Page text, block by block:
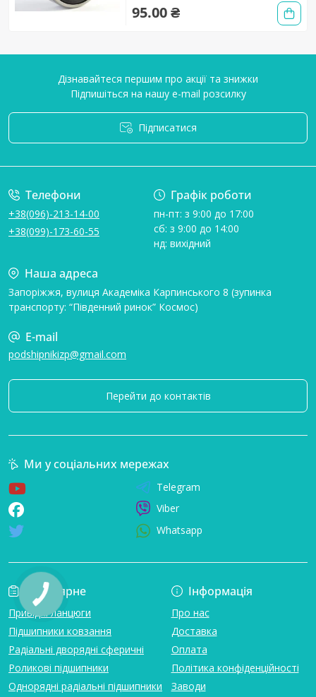
95.00 ₴
Дізнавайтеся першим про акції та знижки
Підпишіться на нашу e-mail розсилку
Підписатися
Телефони
+38(096)-213-14-00
+38(099)-173-60-55
Графік роботи
пн-пт: з 9:00 до 17:00
сб: з 9:00 до 14:00
нд: вихідний
Наша адреса
Запоріжжя, вулиця Академіка Карпинського 8 (зупинка
транспорту: “Південний ринок” Космос)
E-mail
podshipnikizp@gmail.com
Перейти до контактів
Популярне
Привідні ланцюги
Підшипники ковзання
Радіальні дворядні сферичні
Роликові підшипники
Однорядні радіальні підшипники
Інформація
Про нас
Доставка
Оплата
Політика конфіденційності
Заводи
Ми у соціальних мережах
Telegram
Viber
Whatsapp